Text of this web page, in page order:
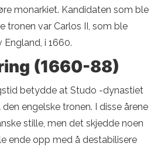
monarkiet. Kandidaten som ble
tronen var Carlos II, som ble
i 1660.
(1660-88)
betydde at Studo -dynastiet
engelske tronen. I disse årene
stille, men det skjedde noen
ende opp med å destabilisere